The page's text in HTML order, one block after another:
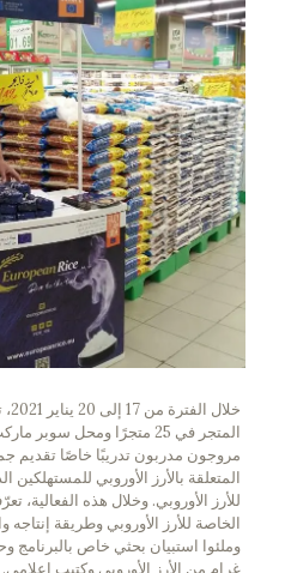
المتجر في 25 متجرًا ومحل
مروجون مدربون تدريبًا خاصًا تقديم
المتعلقة بالأرز الأوروبي للمستهلكين
للأرز الأوروبي. وخلال هذه
الخاصة للأرز الأوروبي وطريقة إنتاجه
غرام من الأرز الأوروبي وكتيب إعلامي.